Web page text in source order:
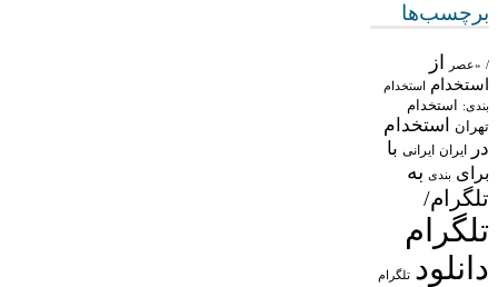
برچسب‌ها
/ «عصر از
استخدام استخدام
بندی: استخدام
تهران
استخدام
در
ایران ایرانی با
برای بندی به
تلگرام/
تلگرام
دانلود تلگرام